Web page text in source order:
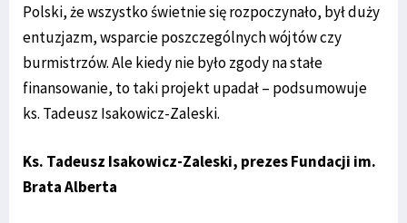
Polski, że wszystko świetnie się rozpoczynało, był duży
entuzjazm, wsparcie poszczególnych wójtów czy
burmistrzów. Ale kiedy nie było zgody na stałe
finansowanie, to taki projekt upadał – podsumowuje
ks. Tadeusz Isakowicz-Zaleski.
Ks. Tadeusz Isakowicz-Zaleski, prezes Fundacji im.
Brata Alberta